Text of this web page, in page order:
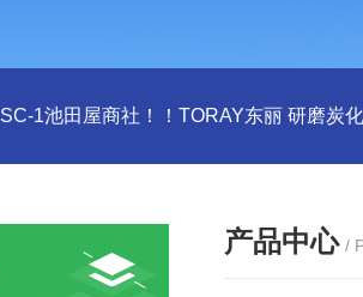
SC-1池田屋商社！！TORAY东丽 研磨炭
产品中心 /